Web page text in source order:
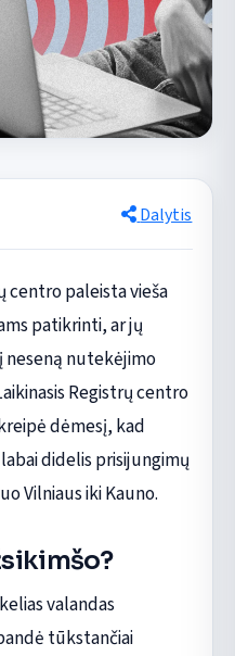
Dalytis
centro paleista vieša
patikrinti, ar jų
neseną nutekėjimo
Registrų centro
dėmesį, kad
didelis prisijungimų
Vilniaus iki Kauno.
valandas
tūkstančiai